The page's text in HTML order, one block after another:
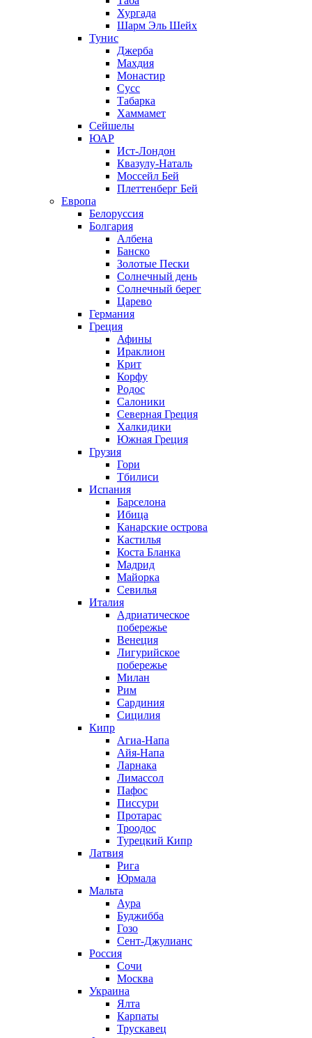
Хургада
Шарм Эль Шейх
Тунис
Джерба
Махдия
Монастир
Сусс
Табарка
Хаммамет
Сейшелы
ЮАР
Ист-Лондон
Квазулу-Наталь
Моссейл Бей
Плеттенберг Бей
Европа
Белоруссия
Болгария
Албена
Банско
Золотые Пески
Солнечный день
Солнечный берег
Царево
Германия
Греция
Афины
Ираклион
Крит
Корфу
Родос
Салоники
Северная Греция
Халкидики
Южная Греция
Грузия
Гори
Тбилиси
Испания
Барселона
Ибица
Канарские острова
Кастилья
Коста Бланка
Мадрид
Майорка
Севилья
Италия
Адриатическое
побережье
Венеция
Лигурийское
побережье
Милан
Рим
Сардиния
Сицилия
Кипр
Агиа-Напа
Айя-Напа
Ларнака
Лимассол
Пафос
Писсури
Протарас
Троодос
Турецкий Кипр
Латвия
Рига
Юрмала
Мальта
Аура
Буджибба
Гозо
Сент-Джулианс
Россия
Сочи
Москва
Украина
Ялта
Карпаты
Трускавец